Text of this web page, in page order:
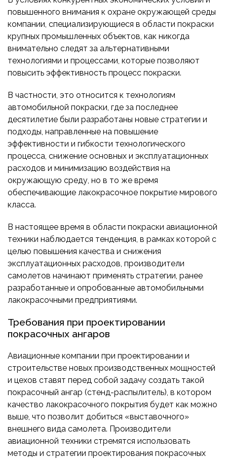
ПРИБОРОСТРОЕНИЕ
ТРАНСПОРТ
ТУРБОМАШИНЫ
ВЕНТИЛЯЦИЯ И КЛИМАТ
МАТЕРИАЛЫ И ТЕХНОЛОГИИ
БИОТЕХНОЛОГИИ
АЭРОКОСМОС
ПУБЛИКАЦИИ
повышенного внимания к охране окружающей среды
компании, специализирующиеся в области покраски
крупных промышленных объектов, как никогда
внимательно следят за альтернативными
технологиями и процессами, которые позволяют
повысить эффективность процесс покраски.
В частности, это относится к технологиям
автомобильной покраски, где за последнее
десятилетие были разработаны новые стратегии и
подходы, направленные на повышение
эффективности и гибкости технологического
процесса, снижение основных и эксплуатационных
расходов и минимизацию воздействия на
окружающую среду, но в то же время
обеспечивающие лакокрасочное покрытие мирового
класса.
В настоящее время в области покраски авиационной
техники наблюдается тенденция, в рамках которой с
целью повышения качества и снижения
эксплуатационных расходов, производители
самолетов начинают применять стратегии, ранее
разработанные и опробованные автомобильными
лакокрасочными предприятиями.
Требования при проектировании
покрасочных ангаров
Авиационные компании при проектировании и
строительстве новых производственных мощностей
и цехов ставят перед собой задачу создать такой
покрасочный ангар (стенд-распылитель), в котором
качество лакокрасочного покрытия будет как можно
выше, что позволит добиться «выставочного»
внешнего вида самолета. Производители
авиационной техники стремятся использовать
методы и стратегии проектирования покрасочных